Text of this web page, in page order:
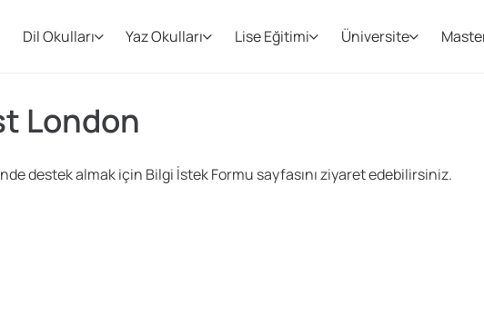
Dil Okulları Yaz Okulları Lise Eğitimi Üniversite
London
destek almak için Bilgi İstek Formu sayfasını ziyaret edebilirsiniz.